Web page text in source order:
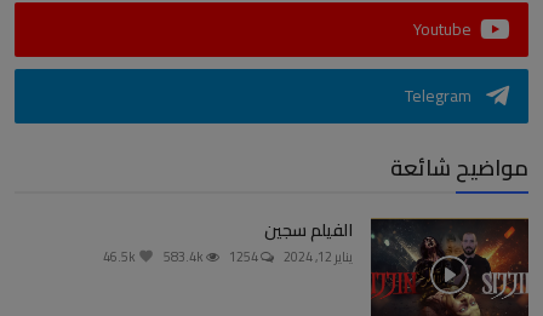
Youtube
Telegram
مواضيح شائعة
الفيلم سجين
يناير 12, 2024